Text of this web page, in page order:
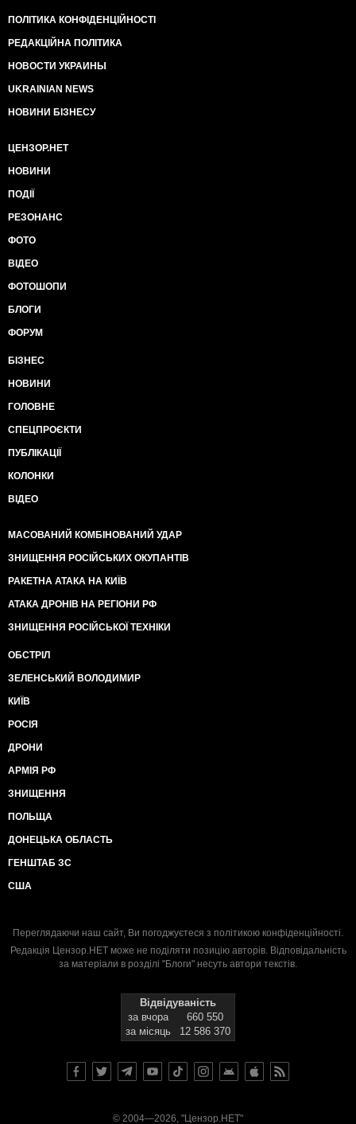
ПОЛІТИКА КОНФІДЕНЦІЙНОСТІ
РЕДАКЦІЙНА ПОЛІТИКА
НОВОСТИ УКРАИНЫ
UKRAINIAN NEWS
НОВИНИ БІЗНЕСУ
ЦЕНЗОР.НЕТ
НОВИНИ
ПОДІЇ
РЕЗОНАНС
ФОТО
ВІДЕО
ФОТОШОПИ
БЛОГИ
ФОРУМ
БІЗНЕС
НОВИНИ
ГОЛОВНЕ
СПЕЦПРОЄКТИ
ПУБЛІКАЦІЇ
КОЛОНКИ
ВІДЕО
МАСОВАНИЙ КОМБІНОВАНИЙ УДАР
ЗНИЩЕННЯ РОСІЙСЬКИХ ОКУПАНТІВ
РАКЕТНА АТАКА НА КИЇВ
АТАКА ДРОНІВ НА РЕГІОНИ РФ
ЗНИЩЕННЯ РОСІЙСЬКОЇ ТЕХНІКИ
ОБСТРІЛ
ЗЕЛЕНСЬКИЙ ВОЛОДИМИР
КИЇВ
РОСІЯ
ДРОНИ
АРМІЯ РФ
ЗНИЩЕННЯ
ПОЛЬЩА
ДОНЕЦЬКА ОБЛАСТЬ
ГЕНШТАБ ЗС
США
Переглядаючи наш сайт, Ви погоджуєтеся з політикою конфіденційності.
Редакція Цензор.НЕТ може не поділяти позицію авторів. Відповідальність
за матеріали в розділі "Блоги" несуть автори текстів.
Відвідуваність
за вчора
660 550
за місяць
12 586 370
© 2004—2026, "Цензор.НЕТ"